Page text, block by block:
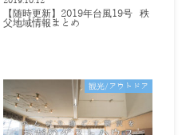
【随時更新】2019年台風19号 秩
父地域情報まとめ
観光/アウトドア